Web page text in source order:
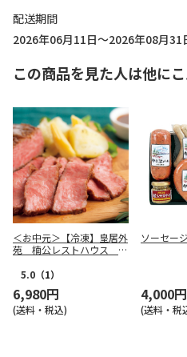
配送期間
2026年06月11日～2026年08月31
この商品を見た人は他に
＜お中元＞【冷凍】皇居外
苑 楠公レストハウス ゐ
ローストビーフ
5.0 （1）
6,980円
(送料・税込)
ソーセー
4,000円
(送料・税